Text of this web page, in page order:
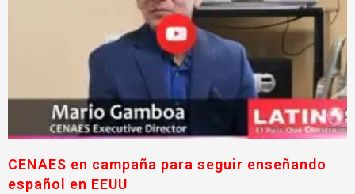
CENAES en campaña para seguir enseñando
español en EEUU